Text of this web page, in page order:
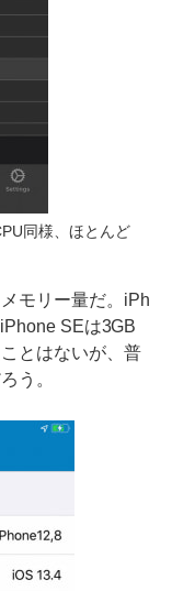
同様、ほとんど
モリー量だ。iPh
SEは3GB
とはないが、普
う。